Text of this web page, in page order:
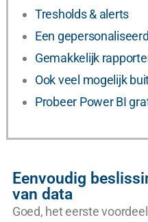
Tresholds & alerts
Een
Gemakkelijk
Ook veel mogelijk
Probeer Power BI
Eenvoudig
van data
Goed, het eerste